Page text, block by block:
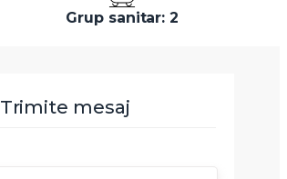
Grup sanitar: 2
Trimite mesaj